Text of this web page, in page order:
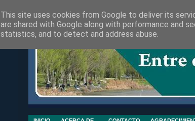
This site uses cookies from Google to deliver its
are shared with Google along with performance and
statistics, and to detect and address abuse.